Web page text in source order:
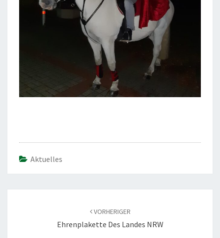
Aktuelles
VORHERIGER
Ehrenplakette Des Landes NRW